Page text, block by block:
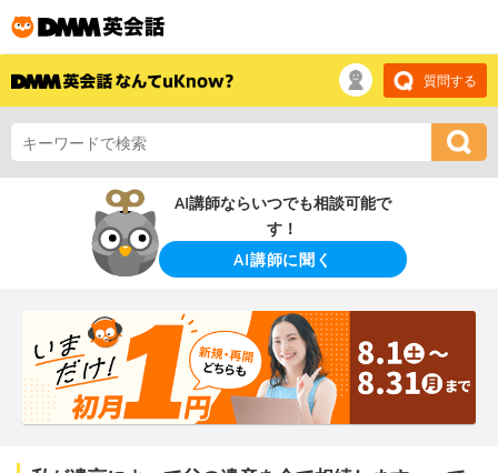
質問する
AI講師ならいつでも相談可能で
す！
AI講師に聞く